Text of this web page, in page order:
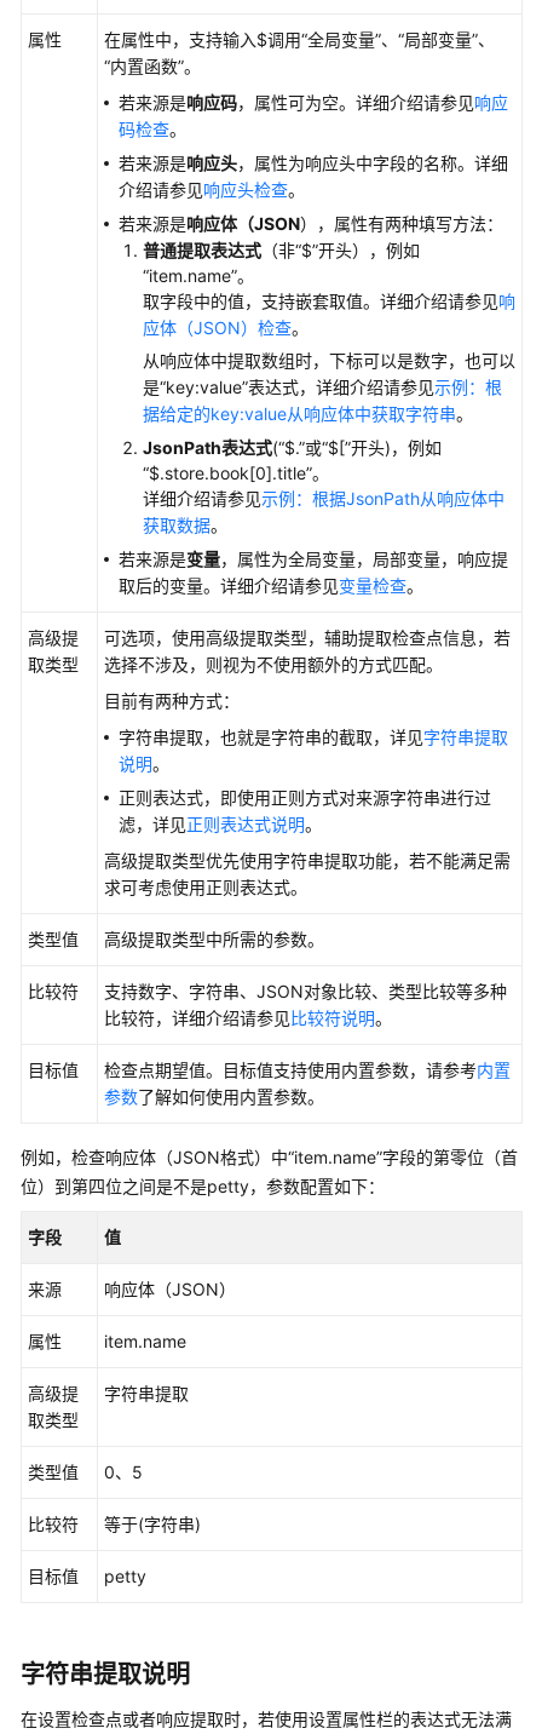
TestPlan
CodeArts
TestPlan
CodeArts
配
置
CodeArts
CodeArts
测
例
TestPlan
生
测
用
方
介
通
思
导
建
测
试
属性 在属性中，支持输入$调用“全局变量”、 “局部变量”、
“内置函数”。
若来源是响应码，属性可为空。详细介绍请参见响应
码检查。
若来源是响应头，属性为响应头中字段的名称。详细
介绍请参见响应头检查。
若来源是响应体（JSON），属性有两种填写方法：
普通提取表达式 （非“$”开头），例如
“item.name”。
取字段中的值，支持嵌套取值。详细介绍请参见响
应体（JSON）检查。
从响应体中提取数组时，下标可以是数字，也可以
是“key:value”表达式，详细介绍请参见示例：根
据给定的key:value从响应体中获取字符串。
JsonPath表达式(“$.”或“$[”开头)，例如
“$.store.book[0].title”。
详细介绍请参见示例：根据JsonPath从响应体中
获取数据。
若来源是变量，属性为全局变量，局部变量，响应提
取后的变量。详细介绍请参见变量检查。
高级提
取类型
可选项，使用高级提取类型，辅助提取检查点信息，若
选择不涉及，则视为不使用额外的方式匹配。
目前有两种方式：
字符串提取，也就是字符串的截取，详见字符串提取
说明。
正则表达式，即使用正则方式对来源字符串进行过
滤，详见正则表达式说明。
高级提取类型优先使用字符串提取功能，若不能满足需
求可考虑使用正则表达式。
类型值 高级提取类型中所需的参数。
比较符
支持数字、字符串、JSON对象比较、类型比较等多种
比较符，详细介绍请参见比较符说明。
目标值 检查点期望值。目标值支持使用内置参数，请参考内置
参数了解如何使用内置参数。
例如，检查响应体（JSON格式）中“item.name”字段的第零位（首
位）到第四位之间是不是petty，参数配置如下：
字段 值
来源 响应体（JSON）
属性 item.name
高级提
取类型
字符串提取
类型值 0、5
比较符 等于(字符串)
目标值 petty
字符串提取说明
在设置检查点或者响应提取时，若使用设置属性栏的表达式无法满